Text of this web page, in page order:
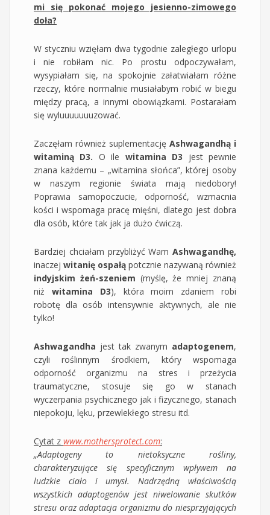
mi się pokonać mojego jesienno-zimowego
doła?
W styczniu wzięłam dwa tygodnie zaległego urlopu
i nie robiłam nic. Po prostu odpoczywałam,
wysypiałam się, na spokojnie załatwiałam różne
rzeczy, które normalnie musiałabym robić w biegu
między pracą, a innymi obowiązkami. Postarałam
się wyluuuuuuuzować.
Zaczęłam również suplementację Ashwagandhą i
witaminą D3. O ile witamina D3 jest pewnie
znana każdemu – „witamina słońca”, której osoby
w naszym regionie świata mają niedobory!
Poprawia samopoczucie, odporność, wzmacnia
kości i wspomaga pracę mięśni, dlatego jest dobra
dla osób, które tak jak ja dużo ćwiczą.
Bardziej chciałam przybliżyć Wam Ashwagandhę,
inaczej witanię ospałą potcznie nazywaną również
indyjskim żeń-szeniem (myślę, że mniej znaną
niż witamina D3), która moim zdaniem robi
robotę dla osób intensywnie aktywnych, ale nie
tylko!
Ashwagandha jest tak zwanym adaptogenem,
czyli roślinnym środkiem, który wspomaga
odporność organizmu na stres i przeżycia
traumatyczne, stosuje się go w stanach
wyczerpania psychicznego jak i fizycznego, stanach
niepokoju, lęku, przewlekłego stresu itd.
Cytat z www.mothersprotect.com:
„Adaptogeny to nietoksyczne rośliny,
charakteryzujące się specyficznym wpływem na
ludzkie ciało i umysł. Nadrzędną właściwością
wszystkich adaptogenów jest niwelowanie skutków
stresu oraz adaptacja organizmu do niesprzyjających